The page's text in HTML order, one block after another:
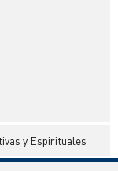
y Espirituales